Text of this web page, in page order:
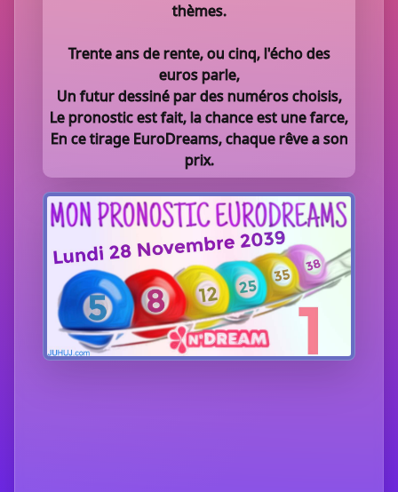
thèmes.
Trente ans de rente, ou cinq, l'écho des
euros parle,
Un futur dessiné par des numéros choisis,
Le pronostic est fait, la chance est une farce,
En ce tirage EuroDreams, chaque rêve a son
prix.